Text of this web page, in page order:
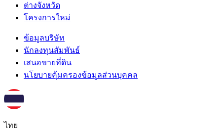
ต่างจังหวัด
โครงการใหม่
ข้อมูลบริษัท
นักลงทุนสัมพันธ์
เสนอขายที่ดิน
นโยบายคุ้มครองข้อมูลส่วนบุคคล
ไทย